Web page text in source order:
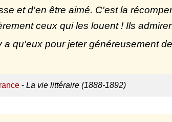
et d'en être aimé. C'est la
ceux qui les louent ! Ils
a qu'eux pour jeter généreusement
- La vie littéraire (1888-1892)